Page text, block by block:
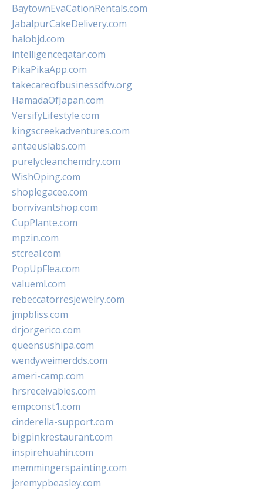
BaytownEvaCationRentals.com
JabalpurCakeDelivery.com
halobjd.com
intelligenceqatar.com
PikaPikaApp.com
takecareofbusinessdfw.org
HamadaOfJapan.com
VersifyLifestyle.com
kingscreekadventures.com
antaeuslabs.com
purelycleanchemdry.com
WishOping.com
shoplegacee.com
bonvivantshop.com
CupPlante.com
mpzin.com
stcreal.com
PopUpFlea.com
valueml.com
rebeccatorresjewelry.com
jmpbliss.com
drjorgerico.com
queensushipa.com
wendyweimerdds.com
ameri-camp.com
hrsreceivables.com
empconst1.com
cinderella-support.com
bigpinkrestaurant.com
inspirehuahin.com
memmingerspainting.com
jeremypbeasley.com